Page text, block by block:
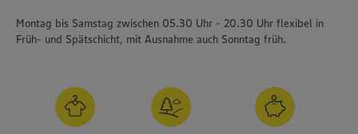
Montag bis Samstag zwischen 05.30 Uhr - 20.30 Uhr flexibel in
Früh- und Spätschicht, mit Ausnahme auch Sonntag früh.